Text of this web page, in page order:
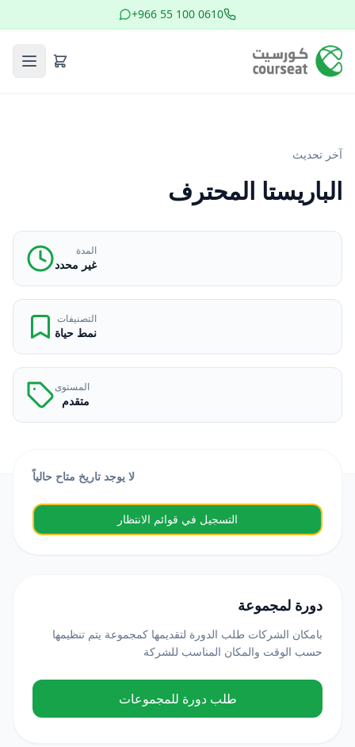
+966 55 100 0610
آخر تحديث
الباريستا المحترف
المدة
غير محدد
التصنيفات
نمط حياة
المستوى
متقدم
لا يوجد تاريخ متاح حالياً
التسجيل في قوائم الانتظار
دورة لمجموعة
بامكان الشركات طلب الدورة لتقديمها كمجموعة يتم تنظيمها
حسب الوقت والمكان المناسب للشركة
طلب دورة للمجموعات